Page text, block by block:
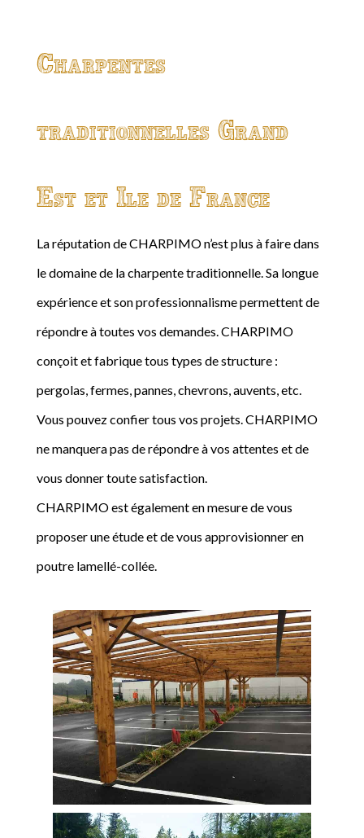
Charpentes
traditionnelles Grand
Est et Ile de France
La réputation de CHARPIMO n’est plus à faire dans
le domaine de la charpente traditionnelle. Sa longue
expérience et son professionnalisme permettent de
répondre à toutes vos demandes. CHARPIMO
conçoit et fabrique tous types de structure :
pergolas, fermes, pannes, chevrons, auvents, etc.
Vous pouvez confier tous vos projets. CHARPIMO
ne manquera pas de répondre à vos attentes et de
vous donner toute satisfaction.
CHARPIMO est également en mesure de vous
proposer une étude et de vous approvisionner en
poutre lamellé-collée.